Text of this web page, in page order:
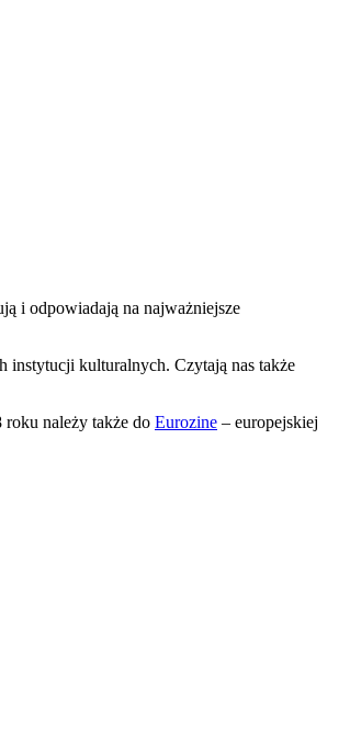
i odpowiadają na najważniejsze
instytucji kulturalnych. Czytają nas także
roku należy także do Eurozine – europejskiej